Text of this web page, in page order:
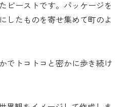
ビーストです。パッケージを
したものを寄せ集めて町のよ
でトコトコと密かに歩き続け